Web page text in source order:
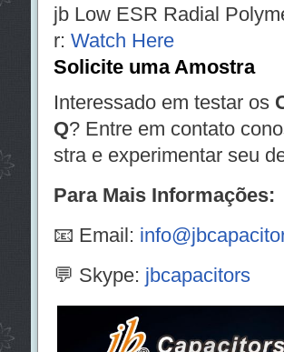
jb Low ESR Radial
r: Watch Here
Solicite uma Amostra
Interessado em testar os
Q? Entre em contato
stra e experimentar seu
Para Mais Informações:
📧 Email:
💬 Skype: jbcapacitors